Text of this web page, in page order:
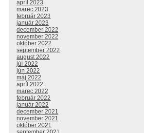
apríl 2023
marec 2023
február 2023
január 2023
december 2022
november 2022
október 2022
september 2022
august 2022
júl 2022
jún 2022
máj 2022
apríl 2022
marec 2022
február 2022
január 2022
december 2021
november 2021
október 2021